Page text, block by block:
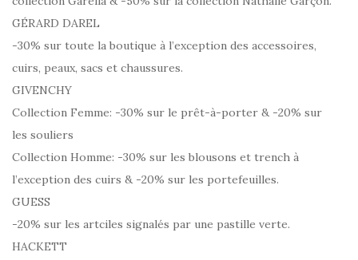
GÉRARD DAREL
-30% sur toute la boutique à l’exception des accessoires,
cuirs, peaux, sacs et chaussures.
GIVENCHY
Collection Femme: -30% sur le prêt-à-porter & -20% sur
les souliers
Collection Homme: -30% sur les blousons et trench à
l’exception des cuirs & -20% sur les portefeuilles.
GUESS
-20% sur les artciles signalés par une pastille verte.
HACKETT